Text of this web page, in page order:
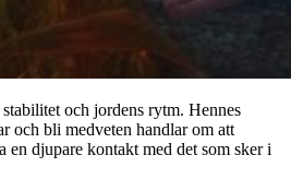
stabilitet och jordens rytm. Hennes
och bli medveten handlarom att
en djupare kontakt med det som skeri